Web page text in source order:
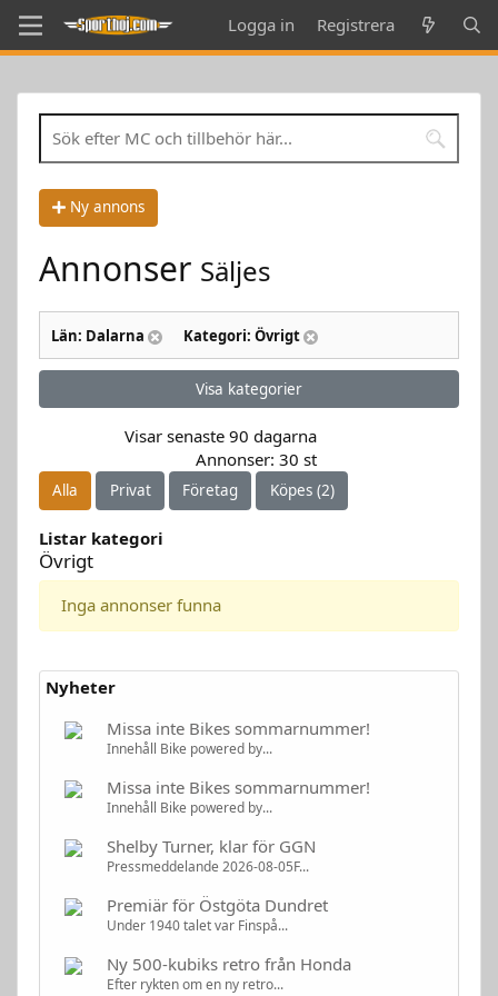
Logga in Registrera
Ny annons
Annonser Säljes
Län: Dalarna Kategori: Övrigt
Visa kategorier
Visar senaste 90 dagarna
Annonser: 30 st
Alla Privat Företag Köpes (2)
Listar kategori
Övrigt
Inga annonser funna
Nyheter
Missa inte Bikes sommarnummer!
Innehåll Bike powered by...
Missa inte Bikes sommarnummer!
Innehåll Bike powered by...
Shelby Turner, klar för GGN
Pressmeddelande 2026-08-05F...
Premiär för Östgöta Dundret
Under 1940 talet var Finspå...
Ny 500-kubiks retro från Honda
Efter rykten om en ny retro...